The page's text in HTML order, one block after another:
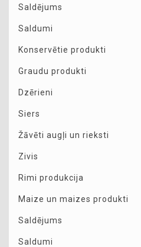
Saldējums
Saldumi
Konservētie produkti
Graudu produkti
Dzērieni
Siers
Žāvēti augļi un rieksti
Zivis
Rimi produkcija
Maize un maizes produkti
Saldējums
Saldumi